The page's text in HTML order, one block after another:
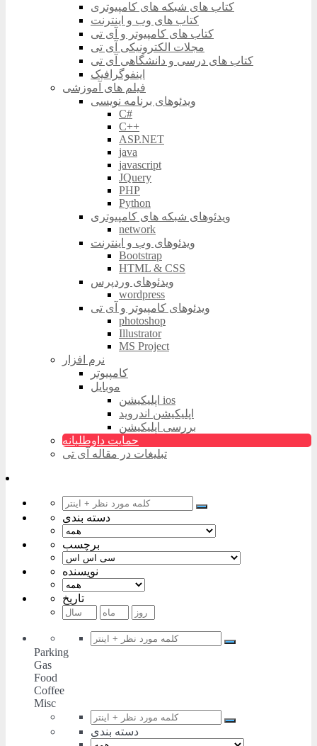
کتاب های شبکه های کامپیوتری
کتاب های وب و اینترنت
کتاب های کامپیوتر و آی تی
مجلات الکترونیکی آی تی
کتاب های درسی و دانشگاهی آی تی
اینفوگرافیک
فیلم های آموزشی
ویدئوهای برنامه نویسی
C#
C++
ASP.NET
java
javascript
JQuery
PHP
Python
ویدئوهای شبکه های کامپیوتری
network
ویدئوهای وب و اینترنت
Bootstrap
HTML & CSS
ویدئوهای وردپرس
wordpress
ویدئوهای کامپیوتر و آی تی
photoshop
Illustrator
MS Project
نرم افزار
کامپیوتر
موبایل
اپلیکیشن ios
اپلیکیشن اندروید
بررسی اپلیکیشن
حمایت داوطلبانه
تبلیغات در مقاله آی تی
دسته بندی
برچسب
نویسنده
تاریخ
Parking
Gas
Food
Coffee
Misc
دسته بندی